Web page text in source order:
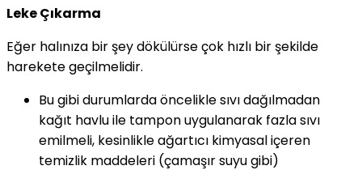
Leke Çıkarma
Eğer halınıza bir şey dökülürse çok hızlı bir şekilde
harekete geçilmelidir.
Bu gibi durumlarda öncelikle sıvı dağılmadan
kağıt havlu ile tampon uygulanarak fazla sıvı
emilmeli, kesinlikle ağartıcı kimyasal içeren
temizlik maddeleri (çamaşır suyu gibi)